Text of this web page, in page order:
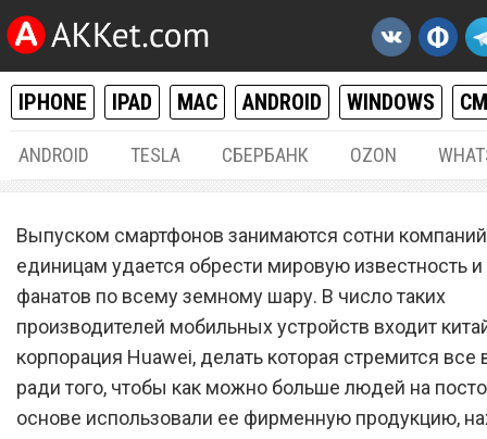
IPHONE IPAD MAC ANDROID WINDOWS
ANDROID TESLA СБЕРБАНК OZON
Huawei выплатит деньги
владельцам смартфонов
важной причины
Выпуском смартфонов занимаются сотни
единицам удается обрести мировую известность
фанатов по всему земному шару. В число таких
производителей мобильных устройств входит
корпорация Huawei, делать которая стремится
ради того, чтобы как можно больше людей на
основе использовали ее фирменную продукцию,